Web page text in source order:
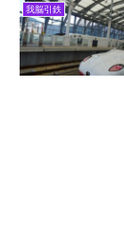
我脳引鉄